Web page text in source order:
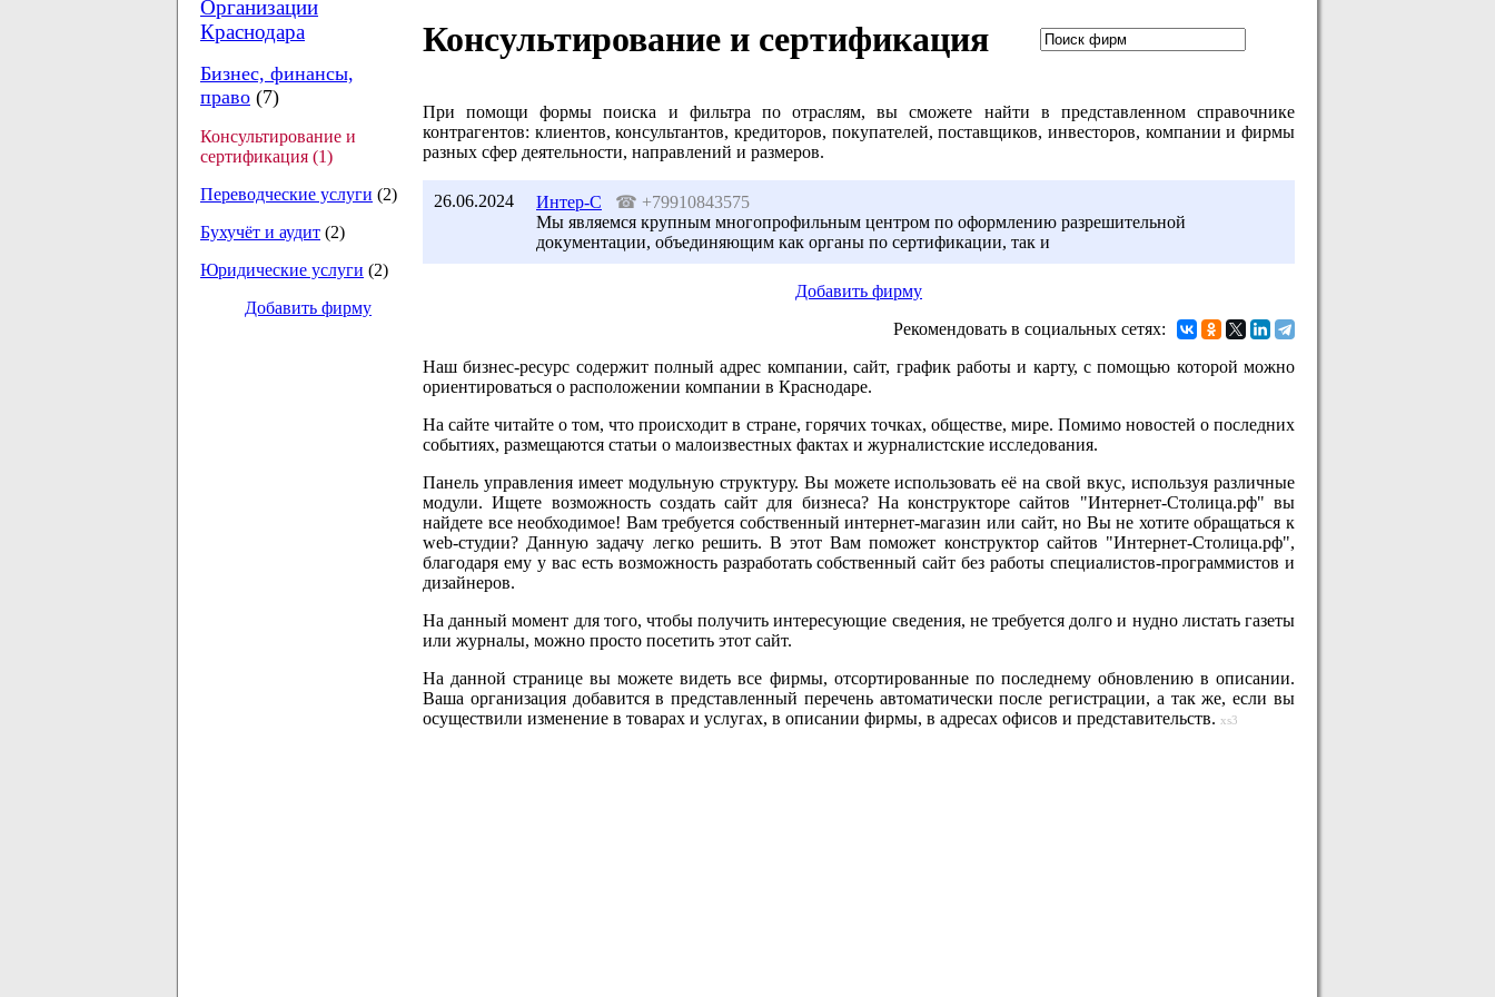
Организации
Краснодара
Бизнес, финансы,
право (7)
Консультирование и
сертификация (1)
Переводческие услуги (2)
Бухучёт и аудит (2)
Юридические услуги (2)
Добавить фирму
Консультирование и сертификация
При помощи формы поиска и фильтра по отраслям, вы сможете найти в представленном справочнике
контрагентов: клиентов, консультантов, кредиторов, покупателей, поставщиков, инвесторов, компании и фирмы
разных сфер деятельности, направлений и размеров.
26.06.2024 Интер-С ☎ +79910843575
Мы являемся крупным многопрофильным центром по оформлению разрешительной
документации, объединяющим как органы по сертификации, так и
Добавить фирму
Рекомендовать в социальных сетях:
Наш бизнес-ресурс содержит полный адрес компании, сайт, график работы и карту, с помощью которой можно
ориентироваться о расположении компании в Краснодаре.
На сайте читайте о том, что происходит в стране, горячих точках, обществе, мире. Помимо новостей о последних
событиях, размещаются статьи о малоизвестных фактах и журналистские исследования.
Панель управления имеет модульную структуру. Вы можете использовать её на свой вкус, используя различные
модули. Ищете возможность создать сайт для бизнеса? На конструкторе сайтов "Интернет-Столица.рф" вы
найдете все необходимое! Вам требуется собственный интернет-магазин или сайт, но Вы не хотите обращаться к
web-студии? Данную задачу легко решить. В этот Вам поможет конструктор сайтов "Интернет-Столица.рф",
благодаря ему у вас есть возможность разработать собственный сайт без работы специалистов-программистов и
дизайнеров.
На данный момент для того, чтобы получить интересующие сведения, не требуется долго и нудно листать газеты
или журналы, можно просто посетить этот сайт.
На данной странице вы можете видеть все фирмы, отсортированные по последнему обновлению в описании.
Ваша организация добавится в представленный перечень автоматически после регистрации, а так же, если вы
осуществили изменение в товарах и услугах, в описании фирмы, в адресах офисов и представительств. xs3